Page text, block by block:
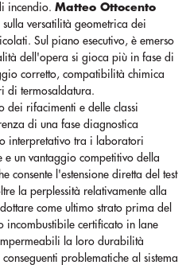
incendio. Matteo Ottocento
versatilità geometrica dei
Sul piano esecutivo, è emerso
dell'opera si gioca più in fase di
corretto, compatibilità chimica
di termosaldatura.
dei rifacimenti e delle classi
di una fase diagnostica
interpretativo tra i laboratori
e un vantaggio competitivo della
consente l'estensione diretta del test
la perplessità relativamente alla
come ultimo strato prima del
incombustibile certificato in lane
la loro durabilità
problematiche al sistema